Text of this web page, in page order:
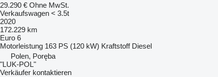
29.290 € Ohne MwSt.
Verkaufswagen < 3.5t
2020
172.229 km
Euro 6
Motorleistung 163 PS (120 kW) Kraftstoff Diesel
Polen, Poręba
"LUK-POL"
Verkäufer kontaktieren